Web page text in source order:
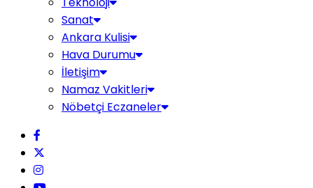
Sanat
Ankara Kulisi
Hava Durumu
İletişim
Namaz Vakitleri
Nöbetçi Eczaneler